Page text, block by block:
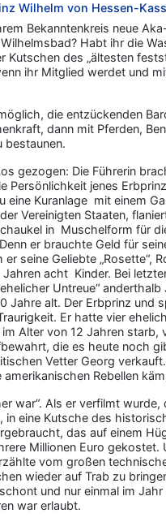
Wilhelm von Hessen-
Bekanntenkreis neue
Habt ihr die
Kutschen des „ältesten
ihr Mitglied werdet und
die entzückenden
dann mit Pferden,
bestaunen.
gezogen: Die Führerin
jenes
Kuranlage mit einem
Vereinigten Staaten,
in Muschelform für
er brauchte Geld für
seine Geliebte „Rosette“,
acht Kinder. Bei
Untreue“ anderthalb
Jahre alt. Der Erbprinz und
Er hatte vier
Alter von 12 Jahren starb,
die es heute noch
Vetter Georg
Rebellen
war“. Als er verfilmt wurde,
eine Kutsche des
das auf einem
Millionen Euro gekostet.
vom großen
wieder auf Trab zu
und nur einmal im
war erlaubt.